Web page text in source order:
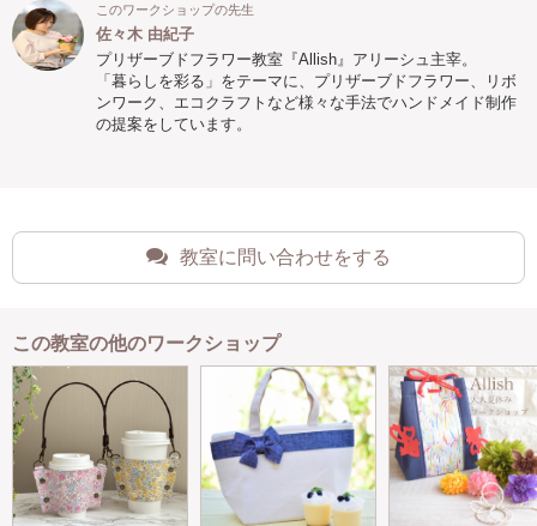
このワークショップの先生
佐々木 由紀子
プリザーブドフラワー教室『Allish』アリーシュ主宰。
「暮らしを彩る」をテーマに、プリザーブドフラワー、リボ
ンワーク、エコクラフトなど様々な手法でハンドメイド制作
の提案をしています。
教室に問い合わせをする
この教室の他のワークショップ